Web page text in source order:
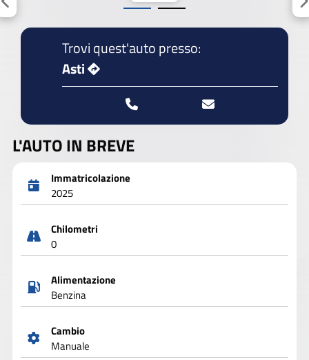
Trovi quest'auto presso:
Asti
L'AUTO IN BREVE
Immatricolazione
2025
Chilometri
0
Alimentazione
Benzina
Cambio
Manuale